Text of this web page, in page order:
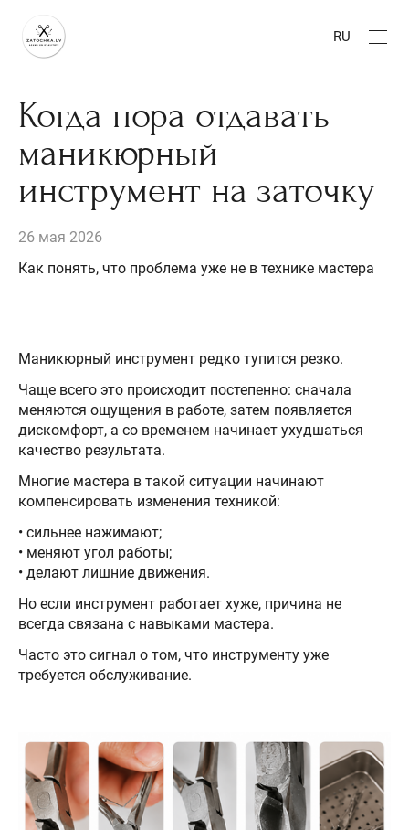
RU
Когда пора отдавать
маникюрный
инструмент на заточку
26 мая 2026
Как понять, что проблема уже не в технике мастера
Маникюрный инструмент редко тупится резко.
Чаще всего это происходит постепенно: сначала
меняются ощущения в работе, затем появляется
дискомфорт, а со временем начинает ухудшаться
качество результата.
Многие мастера в такой ситуации начинают
компенсировать изменения техникой:
• сильнее нажимают;
• меняют угол работы;
• делают лишние движения.
Но если инструмент работает хуже, причина не
всегда связана с навыками мастера.
Часто это сигнал о том, что инструменту уже
требуется обслуживание.